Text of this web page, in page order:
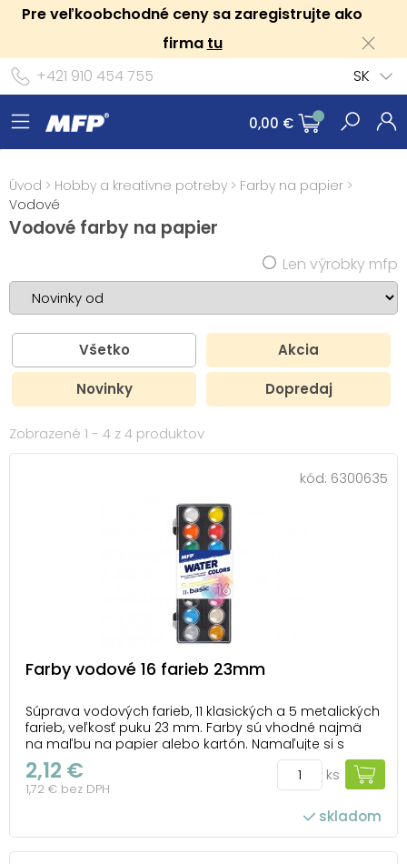
Pre veľkoobchodné ceny sa zaregistrujte ako
firma tu
+421 910 454 755
SK
0,00 €
Úvod > Hobby a kreatívne potreby > Farby na papier >
Vodové
Vodové farby na papier
Len výrobky mfp
Všetko Akcia
Novinky Dopredaj
Zobrazené 1 - 4 z 4 produktov
kód: 6300635
Farby vodové 16 farieb 23mm
Súprava vodových farieb, 11 klasických a 5 metalických
farieb, veľkosť puku 23 mm. Farby sú vhodné najmä
na maľbu na papier alebo kartón. Namaľujte si s
deťmi obrázok pomocou vodových farieb, ktoré
vynikajú jasnou farebnosťou. Deti sa zabavia a navyše
rozvinú motoriku ruky a svoju fantáziu. - ...
2,12 €
1,72 € bez DPH
ks
skladom